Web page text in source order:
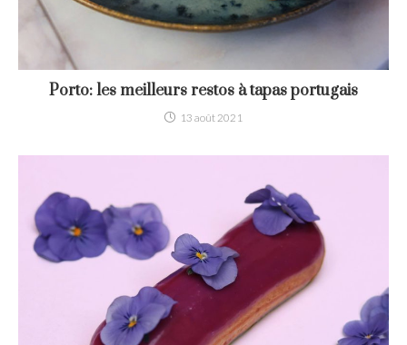
Porto: les meilleurs restos à tapas portugais
13 août 2021